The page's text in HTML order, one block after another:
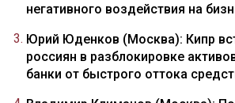
негативного воздействия на
Юрий Юденков (Москва): Кипр
россиян в разблокировке
банки от быстрого оттока